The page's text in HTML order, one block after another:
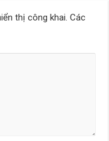
thị công khai. Các